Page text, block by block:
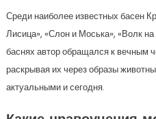
Среди наиболее известных басен
Лисица», «Слон и Моська», «Волк
баснях автор обращался к вечным
раскрывая их через образы
актуальными и сегодня.